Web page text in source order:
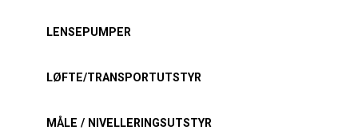
LENSEPUMPER
LØFTE/TRANSPORTUTSTYR
MÅLE / NIVELLERINGSUTSTYR